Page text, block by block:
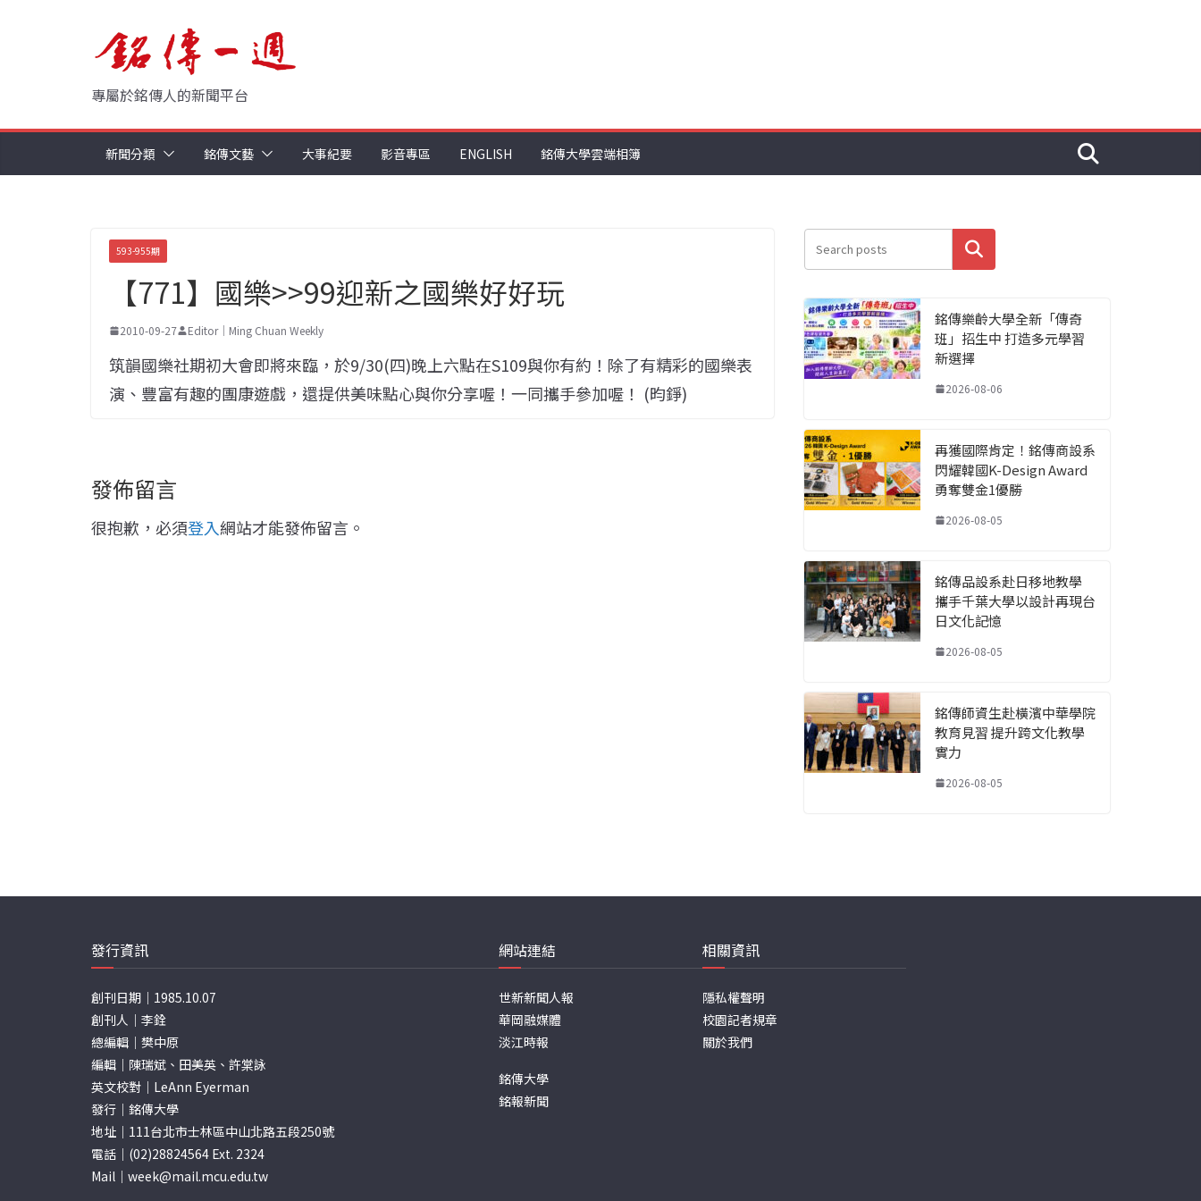
專屬於銘傳人的新聞平台
新聞分類 銘傳文藝 大事紀要 影音專區 ENGLISH 銘傳大學雲端相簿
593-955期
【771】國樂>>99迎新之國樂好好玩
2010-09-27 Editor｜Ming Chuan Weekly
筑韻國樂社期初大會即將來臨，於9/30(四)晚上六點在S109與你有約！除了有精彩的國樂表
演、豐富有趣的團康遊戲，還提供美味點心與你分享喔！一同攜手參加喔！ (昀錚)
發佈留言
很抱歉，必須登入網站才能發佈留言。
搜尋
銘傳樂齡大學全新「傳奇
班」招生中 打造多元學習
新選擇
2026-08-06
再獲國際肯定！銘傳商設系
閃耀韓國K-Design Award
勇奪雙金1優勝
2026-08-05
銘傳品設系赴日移地教學
攜手千葉大學以設計再現台
日文化記憶
2026-08-05
銘傳師資生赴橫濱中華學院
教育見習 提升跨文化教學
實力
2026-08-05
發行資訊
創刊日期｜1985.10.07
創刊人｜李銓
總編輯｜樊中原
編輯｜陳瑞斌、田美英、許棠詠
英文校對｜LeAnn Eyerman
發行｜銘傳大學
地址｜111台北市士林區中山北路五段250號
電話｜(02)28824564 Ext. 2324
Mail｜ week@mail.mcu.edu.tw
網站連結
世新新聞人報
華岡融媒體
淡江時報
銘傳大學
銘報新聞
相關資訊
隱私權聲明
校園記者規章
關於我們